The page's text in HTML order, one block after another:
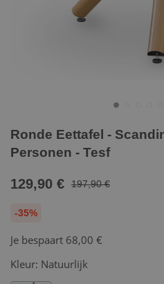
Ronde Eettafel -
Personen - Tesf
129,90 € 197,90 €
-35%
Je bespaart 68,00 €
Kleur: Natuurlijk